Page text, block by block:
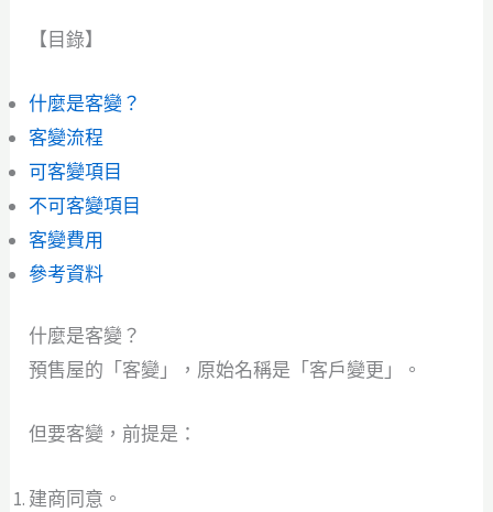
【目錄】
什麼是客變？
客變流程
可客變項目
不可客變項目
客變費用
參考資料
什麼是客變？
預售屋的「客變」，原始名稱是「客戶變更」。
但要客變，前提是：
建商同意。